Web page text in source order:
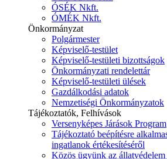
ÓSÉK Nkft.
ÓMÉK Nkft.
Önkormányzat
Polgármester
Képviselő-testület
Képviselő-testületi bizottságok
Önkormányzati rendelettár
Képviselő-testületi ülések
Gazdálkodási adatok
Nemzetiségi Önkormányzatok
Tájékoztatók, Felhívások
Versenyképes Járások Program
Tájékoztató beépítésre
ingatlanok értékesítéséről
Közös ügyünk az